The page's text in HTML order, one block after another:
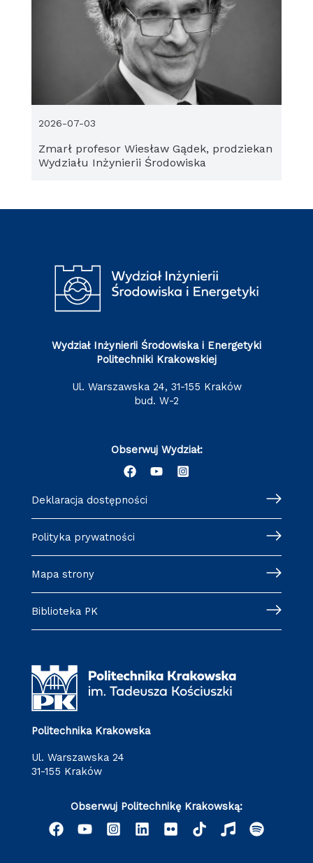
Zmarł profesor Wiesław Gądek, prodziekan
Wydziału Inżynierii Środowiska
2026-07-03
Wydział Inżynierii Środowiska i Energetyki
Politechniki Krakowskiej
ul. Warszawska 24, 31-155 Kraków
bud. W-2
Obserwuj Wydział:
Deklaracja dostępności
Polityka prywatności
Mapa strony
Biblioteka PK
Politechnika Krakowska
ul. Warszawska 24
31-155 Kraków
Obserwuj Politechnikę Krakowską: